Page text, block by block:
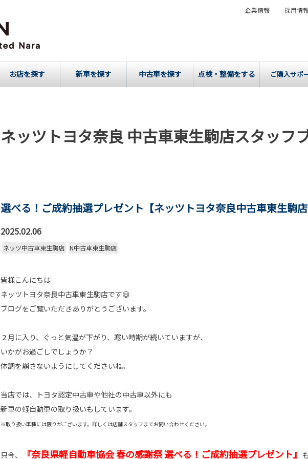
お店を探す 新車を探す 中古車を探す 点検・整備をする ご購入サポ
企業情報 採用情
ネッツトヨタ奈良 中古車東生駒店スタッフ
選べる！ご成約抽選プレゼント【ネッツトヨタ奈良中古車東生駒店
2025.02.06
ネッツ中古車東生駒店 N中古車東生駒店
皆様こんにちは
ネッツトヨタ奈良中古車東生駒店です😃
ブログをご覧いただきありがとうございます。
２月に入り、ぐっと気温が下がり、寒い時期が続いていますが、
いかがお過ごしでしょうか？
体調を崩さないようにしてくださいね。
当店では、トヨタ認定中古車や他社の中古車以外にも
新車の軽自動車の取り扱いもしています。
※取り扱い車種には限りがございます。詳しくは店舗スタッフまでお問い合わせください。
只今、 『奈良県軽自動車協会 春の感謝祭 選べる！ご成約抽選プレゼント』